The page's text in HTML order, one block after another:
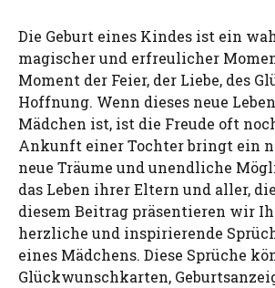
Die Geburt eines Kindes ist ein
magischer und erfreulicher
Moment der Feier, der Liebe, des
Hoffnung. Wenn dieses neue
Mädchen ist, ist die Freude oft
Ankunft einer Tochter bringt ein
neue Träume und unendliche
das Leben ihrer Eltern und aller,
diesem Beitrag präsentieren wir
herzliche und inspirierende
eines Mädchens. Diese Sprüche
Glückwunschkarten,